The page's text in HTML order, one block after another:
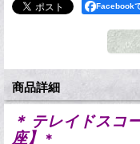
Facebook
商品詳細
＊ テレイドスコ
座】
＊